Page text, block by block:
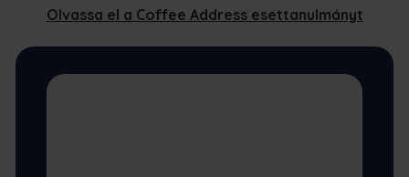
Olvassa el a Coffee Address esettanulmányt